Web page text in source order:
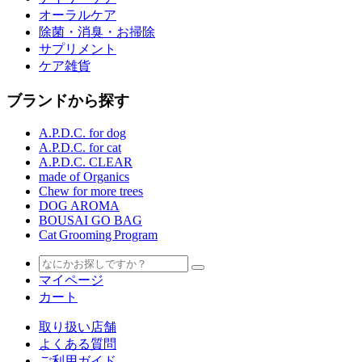
オーラルケア
除菌・消臭・お掃除
サプリメント
ケア雑貨
ブランドから探す
A.P.D.C. for dog
A.P.D.C. for cat
A.P.D.C. CLEAR
made of Organics
Chew for more trees
DOG AROMA
BOUSAI GO BAG
Cat Grooming Program
マイページ
カート
取り扱い店舗
よくある質問